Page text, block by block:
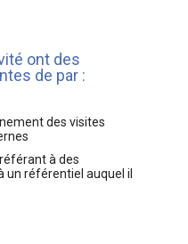
ont des
de par :
des visites
à des
un référentiel auquel il